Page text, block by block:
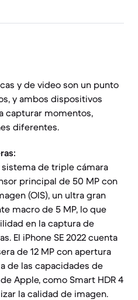
y de video son un punto
y ambos dispositivos
capturar momentos,
diferentes.
sistema de triple cámara
principal de 50 MP con
(OIS), un ultra gran
macro de 5 MP, lo que
en la captura de
El iPhone SE 2022 cuenta
de 12 MP con apertura
de las capacidades de
Apple, como Smart HDR 4
la calidad de imagen.